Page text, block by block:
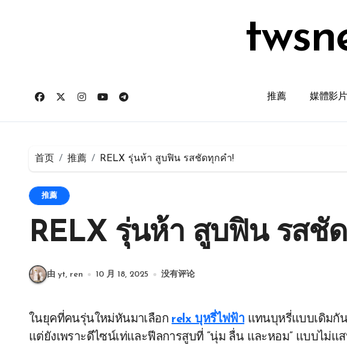
推薦 媒體影片
首页 推薦 RELX รุ่นห้า สูบฟิน รสชัดทุกคำ!
推薦
RELX รุ่นห้า สูบฟิน รสชั
由 yt, ren 10 月 18, 2025 没有评论
ในยุคที่คนรุ่นใหม่หันมาเลือก relx บุหรี่ไฟฟ้าแทนบุหรี่แบบเดิมกัน
แต่ยังเพราะดีไซน์เท่และฟีลการสูบที่ “นุ่ม ลื่น และหอม” แบบไม่แ